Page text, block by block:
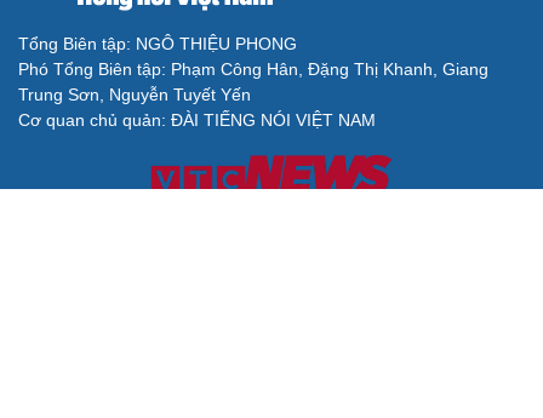
Tổng Biên tập: NGÔ THIỆU PHONG
Phó Tổng Biên tập: Phạm Công Hân, Đặng Thị Khanh, Giang
Trung Sơn, Nguyễn Tuyết Yến
Cơ quan chủ quản: ĐÀI TIẾNG NÓI VIỆT NAM